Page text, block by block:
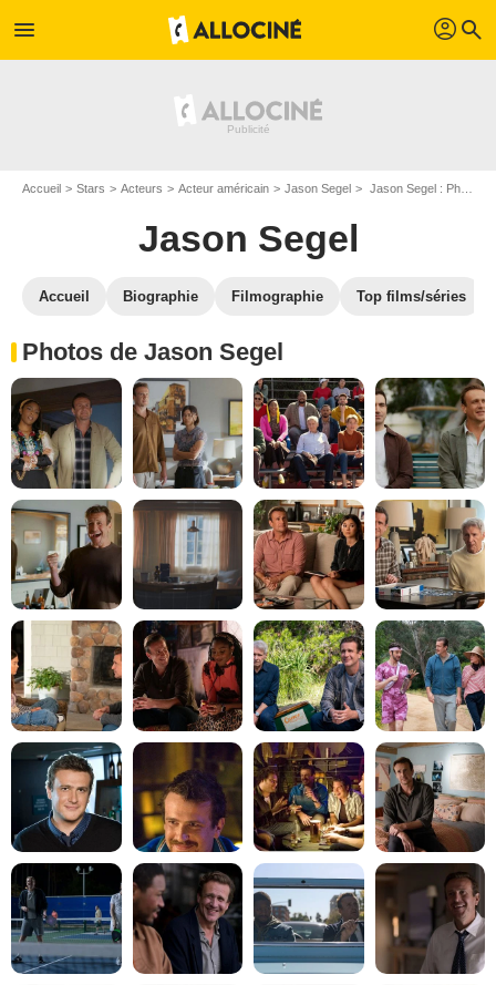
menu profil search
Accueil Stars Acteurs Acteur américain Jason Segel Jason Segel : Photos de ses films et séries
Jason Segel
Accueil Biographie Filmographie Top films/séries
Photos de Jason Segel